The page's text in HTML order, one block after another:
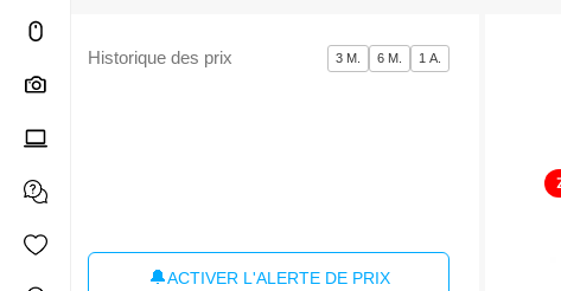
Historique des prix 3 M. 6 M. 1 A.
🔔ACTIVER L'ALERTE DE PRIX